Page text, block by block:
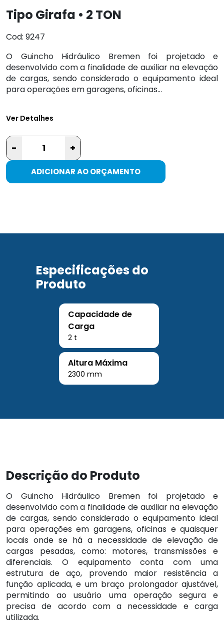
Tipo Girafa • 2 TON
Cod: 9247
O Guincho Hidráulico Bremen foi projetado e
desenvolvido com a finalidade de auxiliar na elevação
de cargas, sendo considerado o equipamento ideal
para operações em garagens, oficinas...
Ver Detalhes
- +
ADICIONAR AO ORÇAMENTO
Especificações do
Produto
Capacidade de
Carga
2 t
Altura Máxima
2300 mm
Descrição do Produto
O Guincho Hidráulico Bremen foi projetado e
desenvolvido com a finalidade de auxiliar na elevação
de cargas, sendo considerado o equipamento ideal
para operações em garagens, oficinas e quaisquer
locais onde se há a necessidade de elevação de
cargas pesadas, como: motores, transmissões e
diferenciais. O equipamento conta com uma
estrutura de aço, provendo maior resistência a
função aplicada, e um braço prolongador ajustável,
permitindo ao usuário uma operação segura e
precisa de acordo com a necessidade e carga
utilizada.